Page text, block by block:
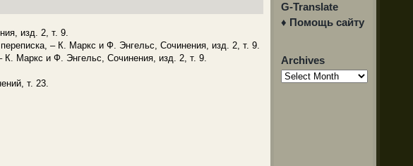
изд. 2, т. 9.
– К. Маркс и Ф. Энгельс, Сочинения, изд. 2, т. 9.
К. Маркс и Ф. Энгельс, Сочинения, изд. 2, т. 9.
т. 23.
G-Translate
♦ Помощь сайту
Archives
Archives